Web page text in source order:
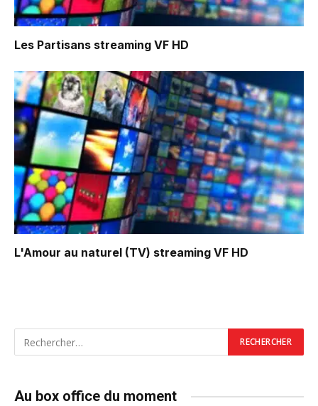
Les Partisans streaming VF HD
L'Amour au naturel (TV) streaming VF HD
Au box office du moment